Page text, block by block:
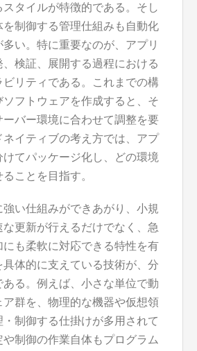
タイルが特徴的である。そし
を制御する管理仕組みも自動化
い。特に重要なのが、アプリ
検証、展開する過程における
リティである。これまでの構
ソフトウェアを作成すると、そ
バー環境に合わせて調整を要
ネイティブの考え方では、アプ
けてパッケージ化し、どの環境
ことを目指す。
い仕組みができあがり、小規
更新が行えるだけでなく、急
も柔軟に対応できる特性を有
体的に支えている技術が、分
る。例えば、小さな単位で動
群を、物理的な機器や仮想領
制御する仕掛けが多用されて
制御の作業自体もプログラム